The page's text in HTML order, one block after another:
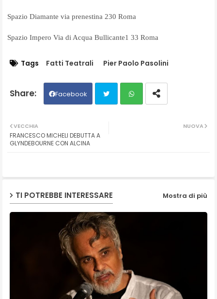
Spazio Diamante via prenestina 230 Roma
Spazio Impero Via di Acqua Bullicante1 33 Roma
Tags Fatti Teatrali Pier Paolo Pasolini
Facebook
NUOVA
VECCHIA
FRANCESCO MICHELI DEBUTTA A
GLYNDEBOURNE CON ALCINA
TI POTREBBE INTERESSARE Mostra di più